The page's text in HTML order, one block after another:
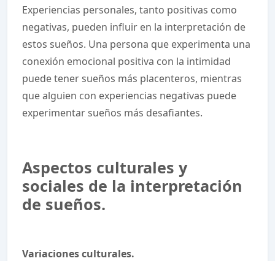
Experiencias personales, tanto positivas como
negativas, pueden influir en la interpretación de
estos sueños. Una persona que experimenta una
conexión emocional positiva con la intimidad
puede tener sueños más placenteros, mientras
que alguien con experiencias negativas puede
experimentar sueños más desafiantes.
Aspectos culturales y
sociales de la interpretación
de sueños.
Variaciones culturales.